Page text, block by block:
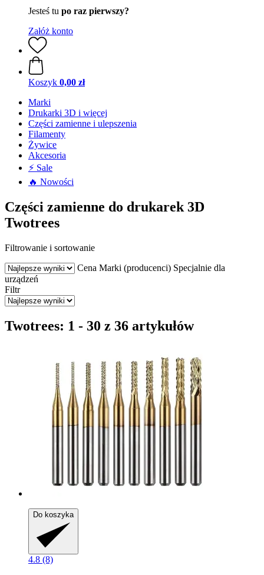
Jesteś tu po raz pierwszy?
Załóż konto
Koszyk 0,00 zł
Marki
Drukarki 3D i więcej
Części zamienne i ulepszenia
Filamenty
Żywice
Akcesoria
⚡ Sale
🔥 Nowości
Części zamienne do drukarek 3D
Twotrees
Filtrowanie i sortowanie
Cena Marki (producenci) Specjalnie dla
urządzeń
Filtr
Twotrees: 1 - 30 z 36 artykułów
Do koszyka
4.8 (8)